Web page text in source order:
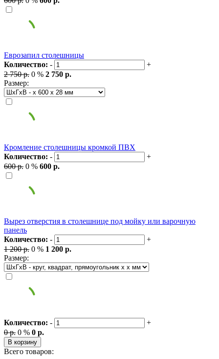
Еврозапил столешницы
Количество: -
+
2 750 р. 0 % 2 750 р.
Размер:
Кромление столешницы кромкой ПВХ
Количество: -
+
600 р. 0 % 600 р.
Вырез отверстия в столешнице под мойку или варочную
панель
Количество: -
+
1 200 р. 0 % 1 200 р.
Размер:
Количество: -
+
0 р. 0 % 0 р.
В корзину
Всего товаров: